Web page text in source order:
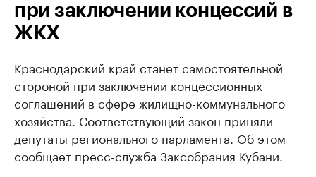
при заключении концессий в
ЖКХ
Краснодарский край станет самостоятельной
стороной при заключении концессионных
соглашений в сфере жилищно-коммунального
хозяйства. Соответствующий закон приняли
депутаты регионального парламента. Об этом
сообщает пресс-служба Заксобрания Кубани.